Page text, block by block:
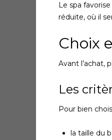
Le spa
réduite, où il
Choix
Avant l’achat,
Les
Pour bien
la taille du